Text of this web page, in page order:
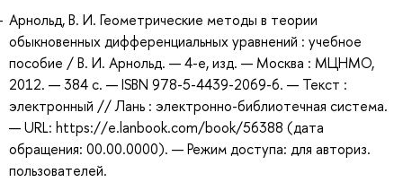
Арнольд, В. И. Геометрические методы в теории
обыкновенных дифференциальных уравнений : учебное
пособие / В. И. Арнольд. — 4-е, изд. — Москва : МЦНМО,
2012. — 384 с. — ISBN 978-5-4439-2069-6. — Текст :
электронный // Лань : электронно-библиотечная система.
— URL: https://e.lanbook.com/book/56388 (дата
обращения: 00.00.0000). — Режим доступа: для авториз.
пользователей.